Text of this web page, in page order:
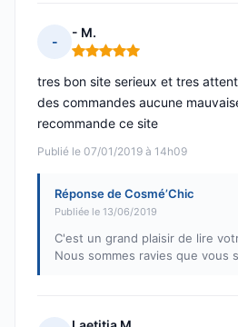
-
- M.
Note : 5 sur 5
Publié le 07/01/2019 à 14h09
tres bon site serieux et tres
des commandes aucune
recommande ce site
Réponse de Cosmé’Chic
Publiée le 13/06/2019
C'est un grand plaisir de lire
Nous sommes ravies que vous